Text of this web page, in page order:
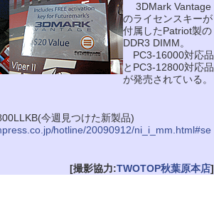
3DMark Vantage
のライセンスキーが
付属したPatriot製の
DDR3 DIMM。
PC3-16000対応品
とPC3-12800対応品
が発売されている。
今週見つけた新製品)
hotline/20090912/ni_i_mm.html#se
[撮影協力:TWOTOP秋葉原本店]